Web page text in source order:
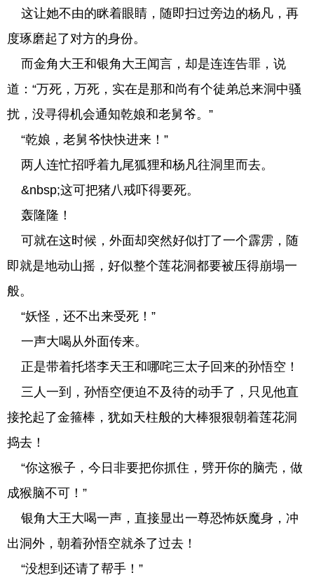
这让她不由的眯着眼睛，随即扫过旁边的杨凡，再
度琢磨起了对方的身份。
而金角大王和银角大王闻言，却是连连告罪，说
道：“万死，万死，实在是那和尚有个徒弟总来洞中骚
扰，没寻得机会通知乾娘和老舅爷。”
“乾娘，老舅爷快快进来！”
两人连忙招呼着九尾狐狸和杨凡往洞里而去。
&nbsp;这可把猪八戒吓得要死。
轰隆隆！
可就在这时候，外面却突然好似打了一个霹雳，随
即就是地动山摇，好似整个莲花洞都要被压得崩塌一
般。
“妖怪，还不出来受死！”
一声大喝从外面传来。
正是带着托塔李天王和哪咤三太子回来的孙悟空！
三人一到，孙悟空便迫不及待的动手了，只见他直
接抡起了金箍棒，犹如天柱般的大棒狠狠朝着莲花洞
捣去！
“你这猴子，今日非要把你抓住，劈开你的脑壳，做
成猴脑不可！”
银角大王大喝一声，直接显出一尊恐怖妖魔身，冲
出洞外，朝着孙悟空就杀了过去！
“没想到还请了帮手！”